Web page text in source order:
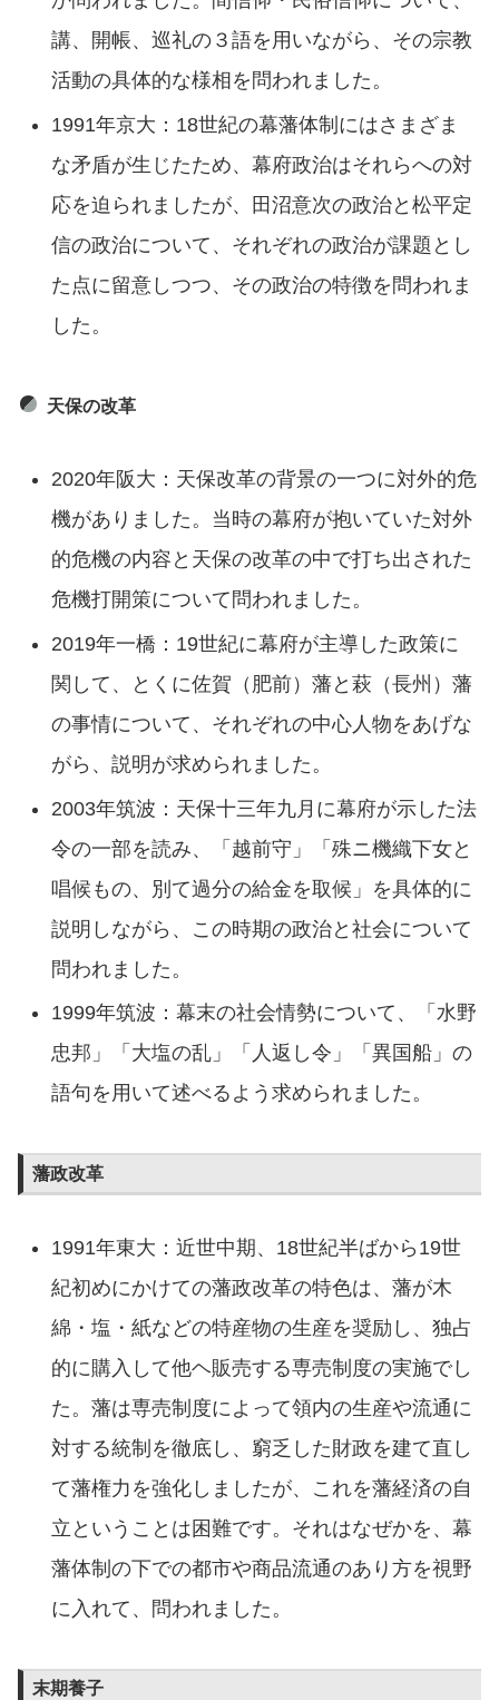
講、開帳、巡礼の３語を用いながら、その宗教
活動の具体的な様相を問われました。
1991年京大：18世紀の幕藩体制にはさまざま
な矛盾が生じたため、幕府政治はそれらへの対
応を迫られましたが、田沼意次の政治と松平定
信の政治について、それぞれの政治が課題とし
た点に留意しつつ、その政治の特徴を問われま
した。
天保の改革
2020年阪大：天保改革の背景の一つに対外的危
機がありました。当時の幕府が抱いていた対外
的危機の内容と天保の改革の中で打ち出された
危機打開策について問われました。
2019年一橋：19世紀に幕府が主導した政策に
関して、とくに佐賀（肥前）藩と萩（長州）藩
の事情について、それぞれの中心人物をあげな
がら、説明が求められました。
2003年筑波：天保十三年九月に幕府が示した法
令の一部を読み、「越前守」「殊ニ機織下女と
唱候もの、別て過分の給金を取候」を具体的に
説明しながら、この時期の政治と社会について
問われました。
1999年筑波：幕末の社会情勢について、「水野
忠邦」「大塩の乱」「人返し令」「異国船」の
語句を用いて述べるよう求められました。
藩政改革
1991年東大：近世中期、18世紀半ばから19世
紀初めにかけての藩政改革の特色は、藩が木
綿・塩・紙などの特産物の生産を奨励し、独占
的に購入して他ヘ販売する専売制度の実施でし
た。藩は専売制度によって領内の生産や流通に
対する統制を徹底し、窮乏した財政を建て直し
て藩権力を強化しましたが、これを藩経済の自
立ということは困難です。それはなぜかを、幕
藩体制の下での都市や商品流通のあり方を視野
に入れて、問われました。
末期養子